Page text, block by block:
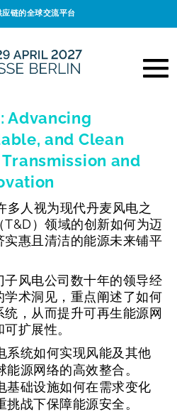
应链的全球交流平台
Advancing
and Clean
and
多人视为现代丹麦风电之
）领域的创新如何为迈
惠且清洁的能源未来铺平
风电公司数十年的领导经
术洞见，重点阐述了如何
，从而提升可再生能源网
扩展性。
系统如何实现风能及其他
源网络的高效整合。
基础设施如何在需求变化
战下保障能源安全。